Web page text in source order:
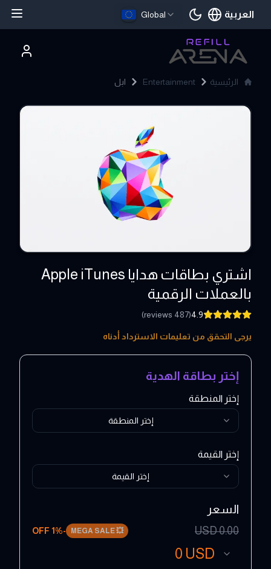
Global العربية
اللغة الحالية
الرئيسية Entertainment ابل
اشتري بطاقات هدايا Apple iTunes
بالعملات الرقمية
4.9
(
487
reviews
)
5 - 500 USD
يرجى التحقق من تعليمات الاسترداد أدناه
إختر بطاقة الهدية
إختر المنطقة
إختر المنطقة
إختر القيمة
إختر القيمة
السعر
0.00
USD
💥
MEGA SALE
-
1% OFF
0 USD